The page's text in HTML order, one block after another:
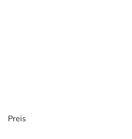
Preisinformationen
Preis